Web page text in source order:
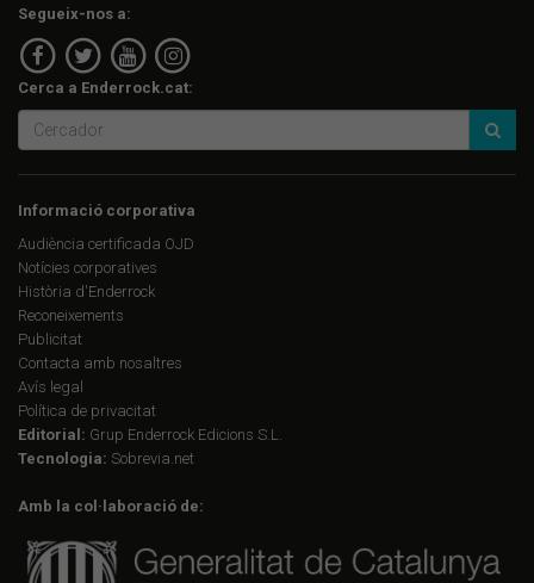
Segueix-nos a:
Cerca a Enderrock.cat:
Informació corporativa
Audiència certificada OJD
Notícies corporatives
Història d'Enderrock
Reconeixements
Publicitat
Contacta amb nosaltres
Avís legal
Política de privacitat
Editorial: Grup Enderrock Edicions S.L.
Tecnologia: Sobrevia.net
Amb la col·laboració de: